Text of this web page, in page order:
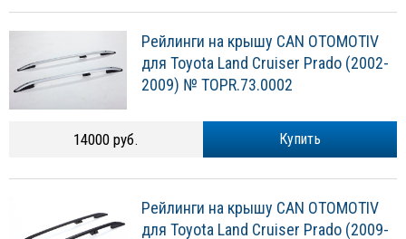
Рейлинги на крышу CAN OTOMOTIV
для Toyota Land Cruiser Prado (2002-
2009) № TOPR.73.0002
Купить
14000 руб.
Рейлинги на крышу CAN OTOMOTIV
для Toyota Land Cruiser Prado (2009-